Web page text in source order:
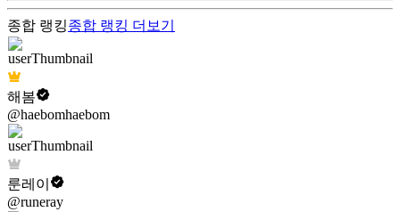
종합 랭킹종합 랭킹 더보기
해봄
@haebomhaebom
룬레이
@runeray